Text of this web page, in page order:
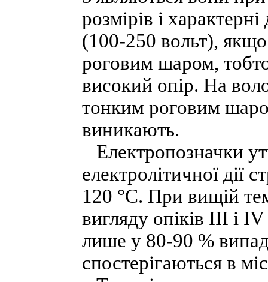
розмірів і
(100-250 вольт),
роговим шаром,
високий опір. На
тонким роговим
виникають.
Електропозначки
електролітичної дії
120 °С. При вищій
вигляду опіків III i
лише у 80-90 %
спостерігаються в